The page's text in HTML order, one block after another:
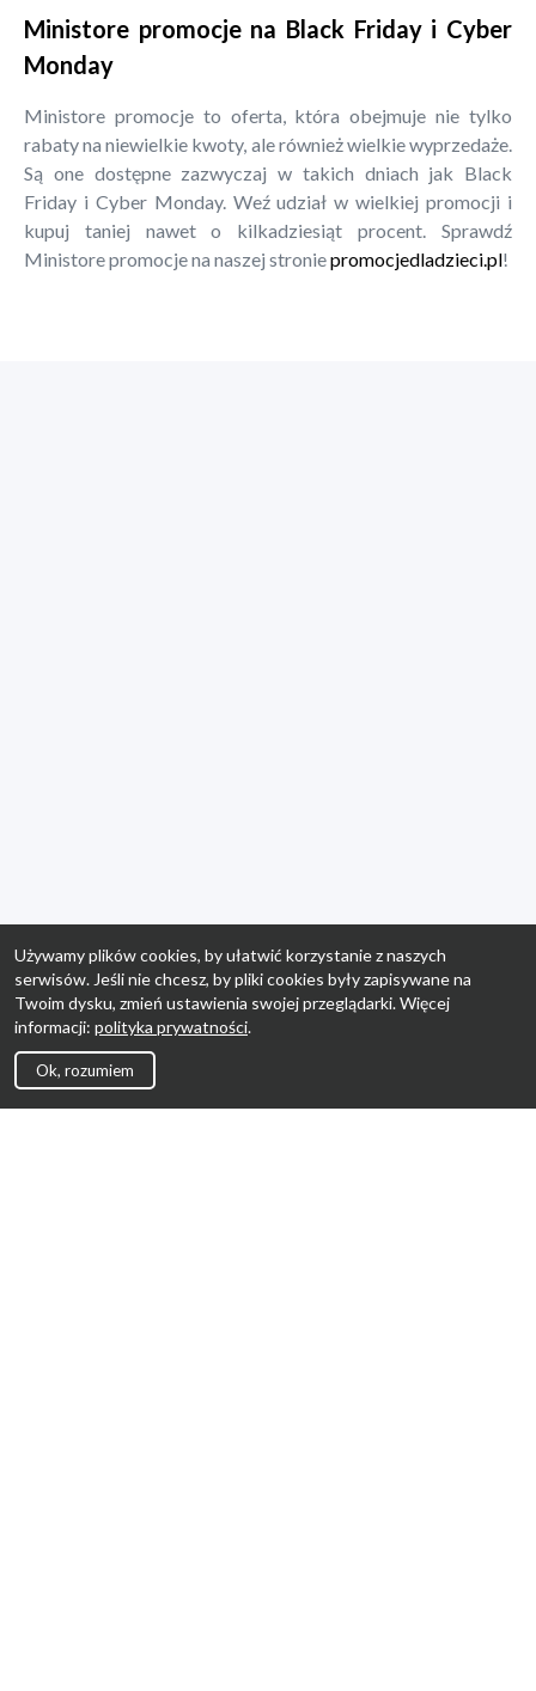
Ministore promocje na Black Friday i Cyber
Monday
Ministore promocje to oferta, która obejmuje nie tylko
rabaty na niewielkie kwoty, ale również wielkie wyprzedaże.
Są one dostępne zazwyczaj w takich dniach jak Black
Friday i Cyber Monday. Weź udział w wielkiej promocji i
kupuj taniej nawet o kilkadziesiąt procent. Sprawdź
Ministore promocje na naszej stroniepromocjedladzieci.pl!
Używamy plików cookies, by ułatwić korzystanie z naszych
serwisów. Jeśli nie chcesz, by pliki cookies były zapisywane na
Twoim dysku, zmień ustawienia swojej przeglądarki. Więcej
informacji: polityka prywatności.
Ok, rozumiem